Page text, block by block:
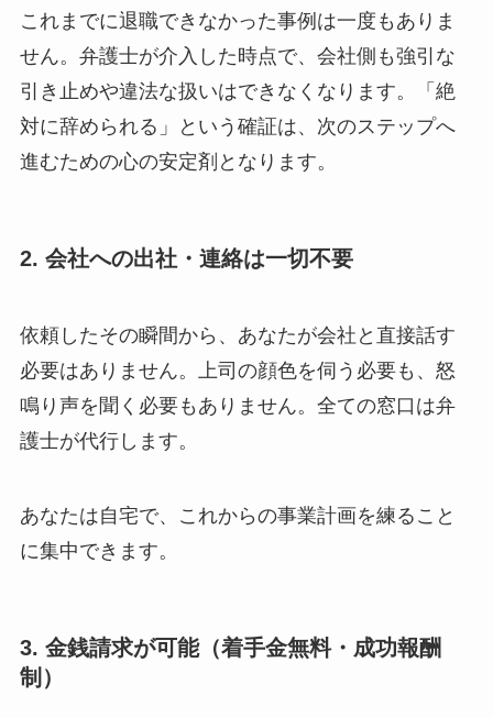
これまでに退職できなかった事例は一度もありま
せん。弁護士が介入した時点で、会社側も強引な
引き止めや違法な扱いはできなくなります。「絶
対に辞められる」という確証は、次のステップへ
進むための心の安定剤となります。
2. 会社への出社・連絡は一切不要
依頼したその瞬間から、あなたが会社と直接話す
必要はありません。上司の顔色を伺う必要も、怒
鳴り声を聞く必要もありません。全ての窓口は弁
護士が代行します。
あなたは自宅で、これからの事業計画を練ること
に集中できます。
3. 金銭請求が可能（着手金無料・成功報酬
制）